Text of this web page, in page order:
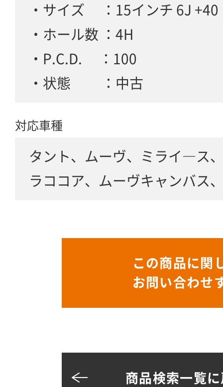
・サイズ ：15インチ 6J +40
・ホール数 ：4H
・P.C.D. ：100
・状態 ：中古
対応車種
タント、ムーヴ、ミライ―ス
ラココア、ムーヴキャンバス
この商品に関
お問い合わせ
商品検索一覧